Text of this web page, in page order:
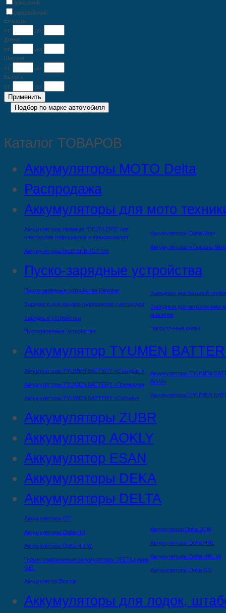
азиатский
европейский
Емкость
от:
до:
Длина
от:
до:
Ширина
от:
до:
Высота
от:
до:
Каталог ТОВАРОВ
Аккумуляторы MOTO Delta
Распродажа
Аккумуляторы для мото
Аккумуляторы гелевые "DELTA EPS" для
снегоходов,гидроциклов и квадроциклов
Аккумуляторы RED ENERGY DS
Аккумуляторы Delta Moto
Аккумуляторы «Тюмень
Пуско-зарядные устройства
Пуско-зарядные устройства ReVolter
Зарядные для квадро-гидроциклов,снегоходов
Зарядные устройства
Пускозарядные устройства
Зарядные для батарей
Зарядные для
машинок
Нагрузочные вилки
Аккумулятор TYUMEN
Аккумуляторы TYUMEN BATTERY «Стандарт»
Аккумуляторы TYUMEN BATTERY «Премиум»
Аккумуляторы TYUMEN BATTERY «Сибирь»
Аккумуляторы TYUMEN
AGM»
Аккумуляторы TYUMEN
Аккумуляторы ZUBR
Аккумулятор AOKLY
Аккумулятор ESAN
Аккумуляторы DEKA
Аккумуляторы DELTA
Аккумуляторы DT
Аккумуляторы Delta HR
Аккумуляторы Delta HR W
Герметизированные аккумуляторы DELTA серии
GEL
Аккумулятор Восток
Аккумулятор Delta DTМ
Аккумуляторы Delta HRL
Аккумуляторы Delta HRL W
Аккумуляторы Delta GX
Аккумуляторы для лодок,